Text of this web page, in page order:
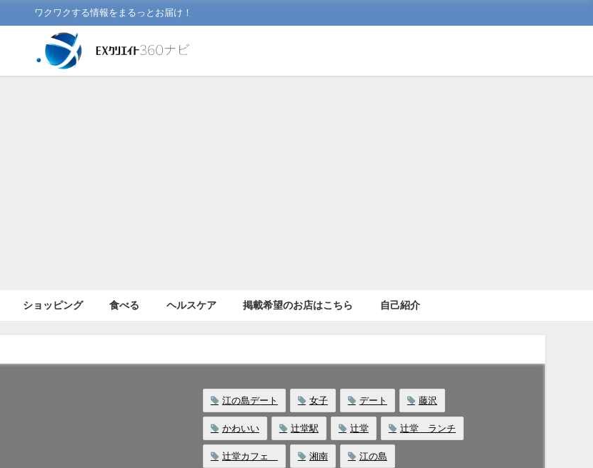
ワクワクする情報をまるっとお届け！
ショッピング 食べる ヘルスケア 掲載希望のお店はこちら 自己紹介
江の島デート 女子 デート 藤沢
かわいい 辻堂駅 辻堂 辻堂 ランチ
辻堂カフェ 湘南 江の島